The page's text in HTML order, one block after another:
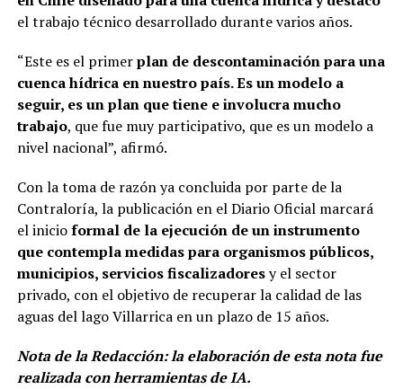
el trabajo técnico desarrollado durante varios años.
“Este es el primerplan de descontaminación para una
cuenca hídrica en nuestro país. Es un modelo a
seguir, es un plan que tiene e involucra mucho
trabajo, que fue muy participativo, que es un modelo a
nivel nacional”, afirmó.
Con la toma de razón ya concluida por parte de la
Contraloría, la publicación en el Diario Oficial marcará
el inicioformal de la ejecución de un instrumento
que contempla medidas para organismos públicos,
municipios, servicios fiscalizadoresy el sector
privado, con el objetivo de recuperar la calidad de las
aguas del lago Villarrica en un plazo de 15 años.
Nota de la Redacción: la elaboración de esta nota fue
realizada con herramientas de IA.